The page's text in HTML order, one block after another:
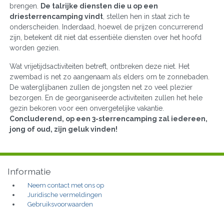
brengen.
De talrijke diensten die u op een
driesterrencamping vindt , stellen hen in staat zich te
onderscheiden. Inderdaad, hoewel de prijzen concurrerend
zijn, betekent dit niet dat essentiële diensten over het hoofd
worden gezien.
Wat vrijetijdsactiviteiten betreft, ontbreken deze niet. Het
zwembad is net zo aangenaam als elders om te zonnebaden.
De waterglijbanen zullen de jongsten net zo veel plezier
bezorgen. En de georganiseerde activiteiten zullen het hele
gezin bekoren voor een onvergetelijke vakantie.
Concluderend, op een 3-sterrencamping zal iedereen,
jong of oud, zijn geluk vinden!
Informatie
Neem contact met ons op
Juridische vermeldingen
Gebruiksvoorwaarden